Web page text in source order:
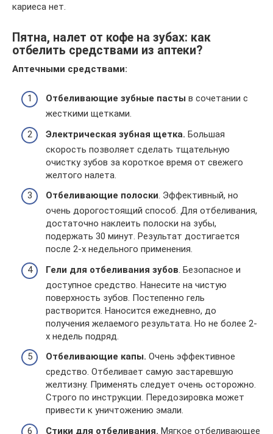
кариеса нет.
Пятна, налет от кофе на зубах: как
отбелить средствами из аптеки?
Аптечными средствами:
Отбеливающие зубные пасты в сочетании с
жесткими щетками.
Электрическая зубная щетка. Большая
скорость позволяет сделать тщательную
очистку зубов за короткое время от свежего
желтого налета.
Отбеливающие полоски. Эффективный, но
очень дорогостоящий способ. Для отбеливания,
достаточно наклеить полоски на зубы,
подержать 30 минут. Результат достигается
после 2-х недельного применения.
Гели для отбеливания зубов . Безопасное и
доступное средство. Нанесите на чистую
поверхность зубов. Постепенно гель
растворится. Наносится ежедневно, до
получения желаемого результата. Но не более 2-
х недель подряд.
Отбеливающие капы. Очень эффективное
средство. Отбеливает самую застаревшую
желтизну. Применять следует очень осторожно.
Строго по инструкции. Передозировка может
привести к уничтожению эмали.
Стики для отбеливания. Мягкое отбеливающее